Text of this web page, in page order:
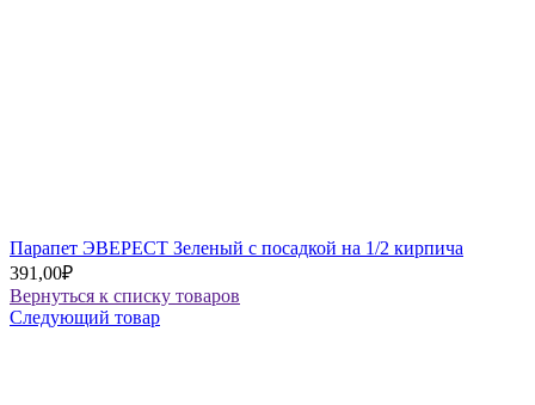
Парапет ЭВЕРЕСТ Зеленый с посадкой на 1/2 кирпича
391,00₽
Вернуться к списку товаров
Следующий товар